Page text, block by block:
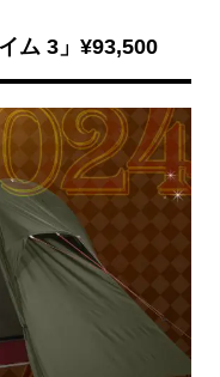
ム 3」¥93,500